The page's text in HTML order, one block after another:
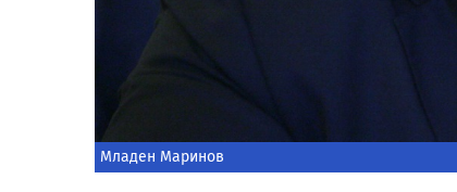
Младен Маринов